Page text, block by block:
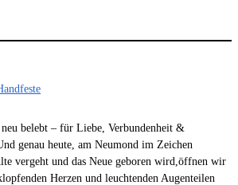
belebt – für Liebe, Verbundenheit &
genau heute, am Neumond im Zeichen
vergeht und das Neue geboren wird,öffnen wir
Herzen und leuchtenden Augenteilen